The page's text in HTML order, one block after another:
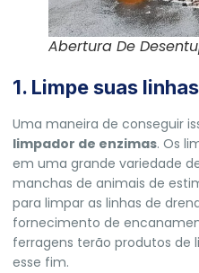
Abertura De
1. Limpe suas
Uma maneira de conseguir
limpador de enzimas. Os
em uma grande variedade
manchas de animais de
para limpar as linhas de
fornecimento de
ferragens terão produtos de
esse fim.